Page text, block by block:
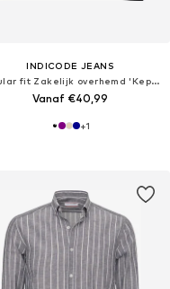
INDICODE JEANS
Regular fit Zakelijk overhemd 'Kepner'
Vanaf €40,99
+1